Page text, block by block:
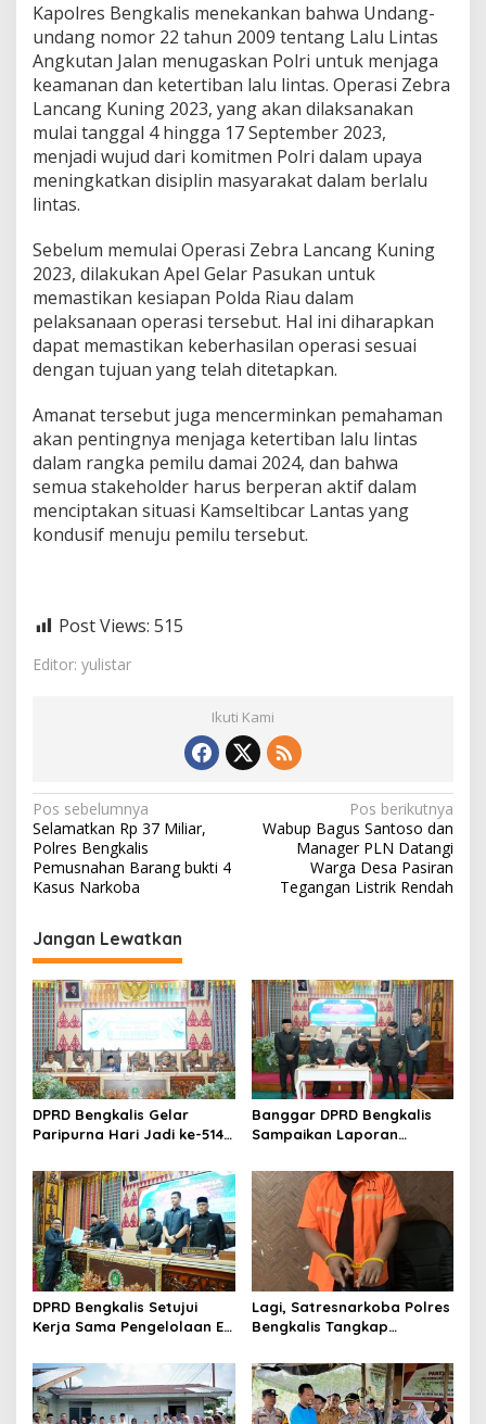
a
n
g
K
u
n
i
n
2
3
Kapolres Bengkalis menekankan bahwa Undang-
undang nomor 22 tahun 2009 tentang Lalu Lintas
Angkutan Jalan menugaskan Polri untuk menjaga
keamanan dan ketertiban lalu lintas. Operasi Zebra
Lancang Kuning 2023, yang akan dilaksanakan
mulai tanggal 4 hingga 17 September 2023,
menjadi wujud dari komitmen Polri dalam upaya
meningkatkan disiplin masyarakat dalam berlalu
lintas.
Sebelum memulai Operasi Zebra Lancang Kuning
2023, dilakukan Apel Gelar Pasukan untuk
memastikan kesiapan Polda Riau dalam
pelaksanaan operasi tersebut. Hal ini diharapkan
dapat memastikan keberhasilan operasi sesuai
dengan tujuan yang telah ditetapkan.
Amanat tersebut juga mencerminkan pemahaman
akan pentingnya menjaga ketertiban lalu lintas
dalam rangka pemilu damai 2024, dan bahwa
semua stakeholder harus berperan aktif dalam
menciptakan situasi Kamseltibcar Lantas yang
kondusif menuju pemilu tersebut.
Post Views: 515
Editor: yulistar
Ikuti Kami
N
a
v
i
g
a
s
i
p
o
s
Pos sebelumnya
Selamatkan Rp 37 Miliar,
Polres Bengkalis
Pemusnahan Barang bukti 4
Kasus Narkoba
Pos berikutnya
Wabup Bagus Santoso dan
Manager PLN Datangi
Warga Desa Pasiran
Tegangan Listrik Rendah
Jangan Lewatkan
DPRD Bengkalis Gelar
Paripurna Hari Jadi ke-514
Semangat Membangun
Negeri Junjungan.
Banggar DPRD Bengkalis
Sampaikan Laporan
Pertanggungjawaban
Pelaksanaan APBD Tahun
Anggaran 2025
DPRD Bengkalis Setujui
Kerja Sama Pengelolaan E-
Sungai Selari.
Lagi, Satresnarkoba Polres
Bengkalis Tangkap
Air